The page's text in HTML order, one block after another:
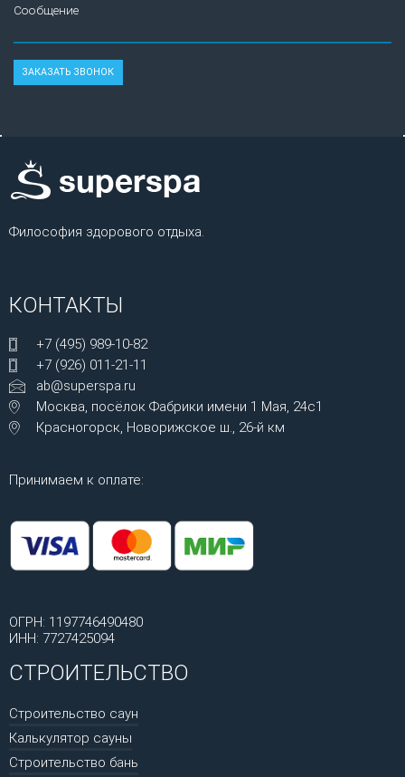
Сообщение
Философия здорового отдыха.
КОНТАКТЫ
+7 (495) 989-10-82
+7 (926) 011-21-11
ab@superspa.ru
Москва, посёлок Фабрики имени 1 Мая, 24с1
Красногорск, Новорижское ш., 26-й км
Принимаем к оплате:
ОГРН: 1197746490480
ИНН: 7727425094
СТРОИТЕЛЬСТВО
Строительство саун
Калькулятор сауны
Строительство бань